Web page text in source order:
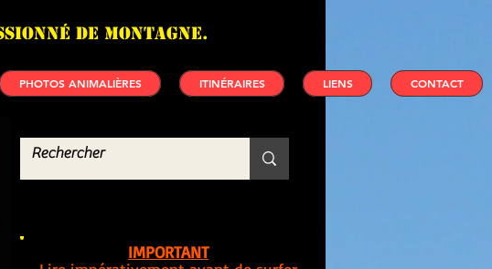
de montagne.
PHOTOS ANIMALIÈRES ITINÉRAIRES LIENS CONTACT
IMPORTANT